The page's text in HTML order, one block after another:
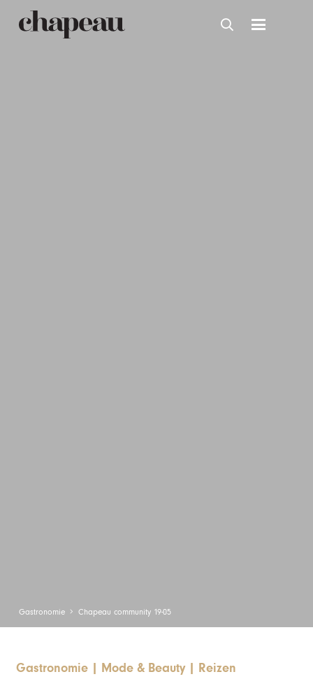
Gastronomie Chapeau community 19-05
Gastronomie | Mode & Beauty | Reizen